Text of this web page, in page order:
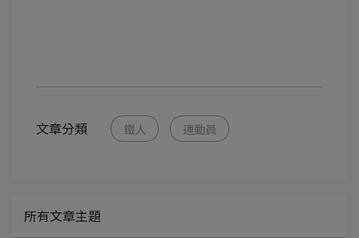
文章分類 鐵人 運動員
所有文章主題